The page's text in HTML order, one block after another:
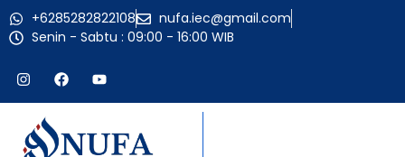
+6285282822108
nufa.iec@gmail.com
Senin - Sabtu : 09:00 - 16:00 WIB